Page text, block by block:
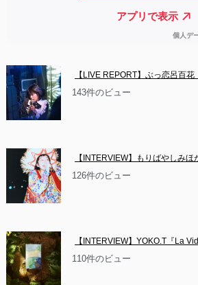
【LIVE REPORT】ぶっ恋呂百
143件のビュー
【INTERVIEW】もりばやしみ
126件のビュー
【INTERVIEW】YOKO.T『La
110件のビュー